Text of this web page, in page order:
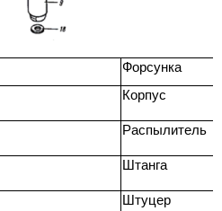
Форсунка
Корпус
Распылитель
Штанга
Штуцер